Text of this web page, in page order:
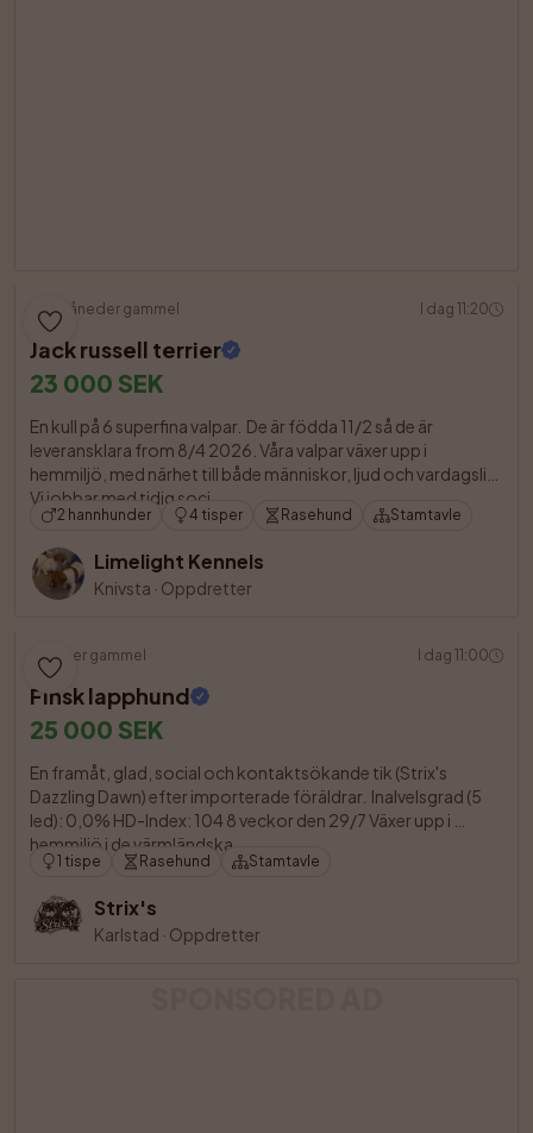
5 måneder gammel I dag 11:20
Jack russell terrier
23 000 SEK
En kull på 6 superfina valpar.  De är födda 11/2 så de är
leveransklara from 8/4 2026. Våra valpar växer upp i
hemmiljö, med närhet till både människor, ljud och vardagsliv.
Vi jobbar med tidig soci
2 hannhunder 4 tisper Rasehund Stamtavle
Limelight Kennels
Knivsta · Oppdretter
9 uker gammel I dag 11:00
Finsk lapphund
25 000 SEK
En framåt, glad, social och kontaktsökande tik (Strix's
Dazzling Dawn) efter importerade föräldrar.  Inalvelsgrad (5
led): 0,0% HD-Index: 104 8 veckor den 29/7 Växer upp i
hemmiljö i de värmländska
1 tispe Rasehund Stamtavle
Strix's
Karlstad · Oppdretter